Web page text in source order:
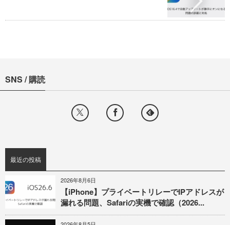
SNS / 購読
最近の投稿
2026年8月6日
【iPhone】プライベートリレーでIPアドレスが
漏れる問題、Safariの実機で確認（2026...